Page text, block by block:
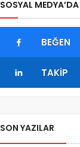
SOSYAL
BEĞEN
TAKIP
SON YAZILAR